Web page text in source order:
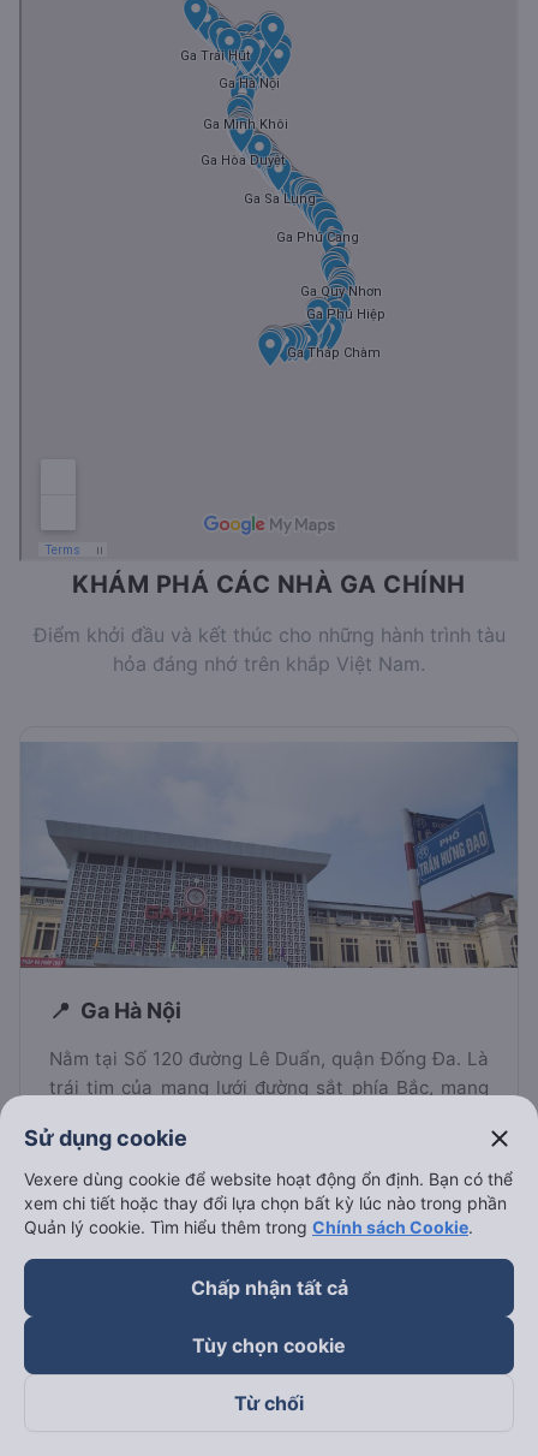
KHÁM PHÁ CÁC NHÀ GA CHÍNH
Điểm khởi đầu và kết thúc cho những hành trình tàu
hỏa đáng nhớ trên khắp Việt Nam.
Ga Hà Nội
Nằm tại Số 120 đường Lê Duẩn, quận Đống Đa. Là
trái tim của mạng lưới đường sắt phía Bắc, mang
tưởng đi Sapa, Lào Cai.
Tìm vé từ Hà Nội
Sử dụng cookie close
Vexere dùng cookie để website hoạt động ổn định. Bạn có thể
xem chi tiết hoặc thay đổi lựa chọn bất kỳ lúc nào trong phần
Quản lý cookie. Tìm hiểu thêm trong Chính sách Cookie.
Chấp nhận tất cả
Tùy chọn cookie
Từ chối